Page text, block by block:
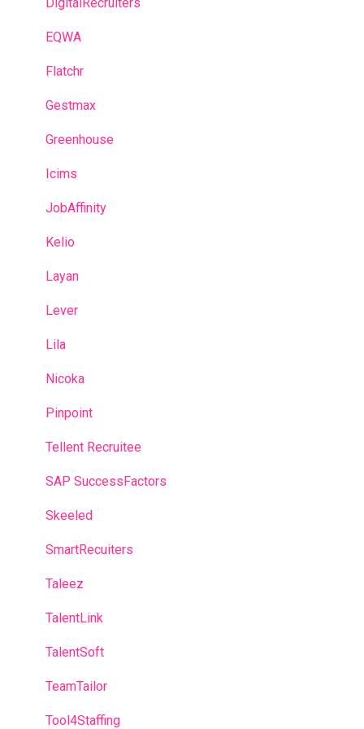
EQWA
Flatchr
Gestmax
Greenhouse
Icims
JobAffinity
Kelio
Layan
Lever
Lila
Nicoka
Pinpoint
Tellent Recruitee
SAP SuccessFactors
Skeeled
SmartRecuiters
Taleez
TalentLink
TalentSoft
TeamTailor
Tool4Staffing